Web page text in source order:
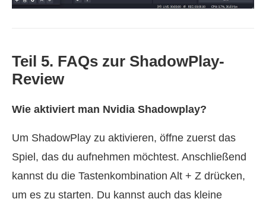
Teil 5. FAQs zur ShadowPlay-
Review
Wie aktiviert man Nvidia Shadowplay?
Um ShadowPlay zu aktivieren, öffne zuerst das
Spiel, das du aufnehmen möchtest. Anschließend
kannst du die Tastenkombination Alt + Z drücken,
um es zu starten. Du kannst auch das kleine